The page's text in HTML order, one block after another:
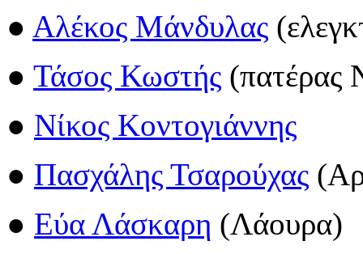
● Αλέκος Μάνδυλας
● Τάσος Κωστής (πατέρας
● Νίκος Κοντογιάννης
● Πασχάλης Τσαρούχας
● Εύα Λάσκαρη (Λάουρα)